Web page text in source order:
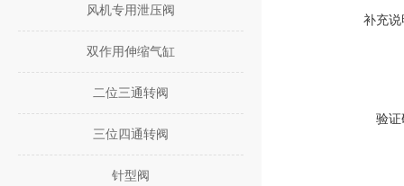
风机专用泄压阀
双作用伸缩气缸
二位三通转阀
三位四通转阀
针型阀
补充说
验证